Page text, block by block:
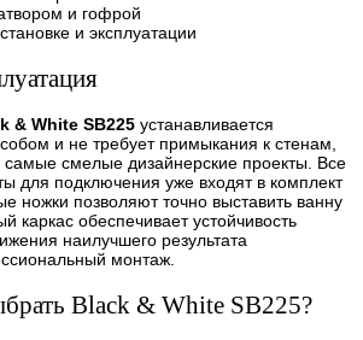
и гофрой
и эксплуатации
& White SB225 устанавливается
и не требует примыкания к стенам,
самые смелые дизайнерские проекты. Все
для подключения уже входят в комплект
ножки позволяют точно выставить ванну
каркас обеспечивает устойчивость
наилучшего результата
монтаж.
Black & White SB225?